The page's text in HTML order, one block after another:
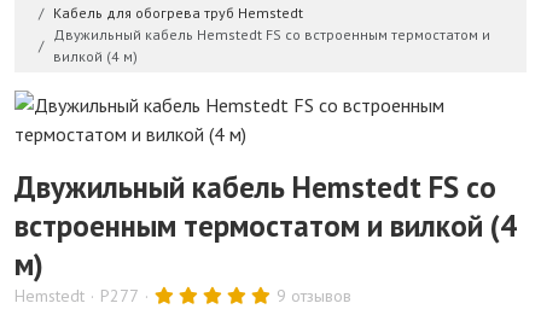
Кабель для обогрева труб Hemstedt
Двужильный кабель Hemstedt FS со встроенным термостатом и
вилкой (4 м)
Двужильный кабель Hemstedt FS со
встроенным термостатом и вилкой (4
м)
Hemstedt P277 9 отзывов